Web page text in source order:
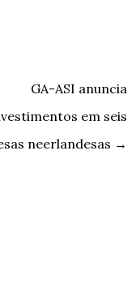
GA-ASI anuncia
em seis
neerlandesas →